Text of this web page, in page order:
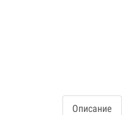
Описание